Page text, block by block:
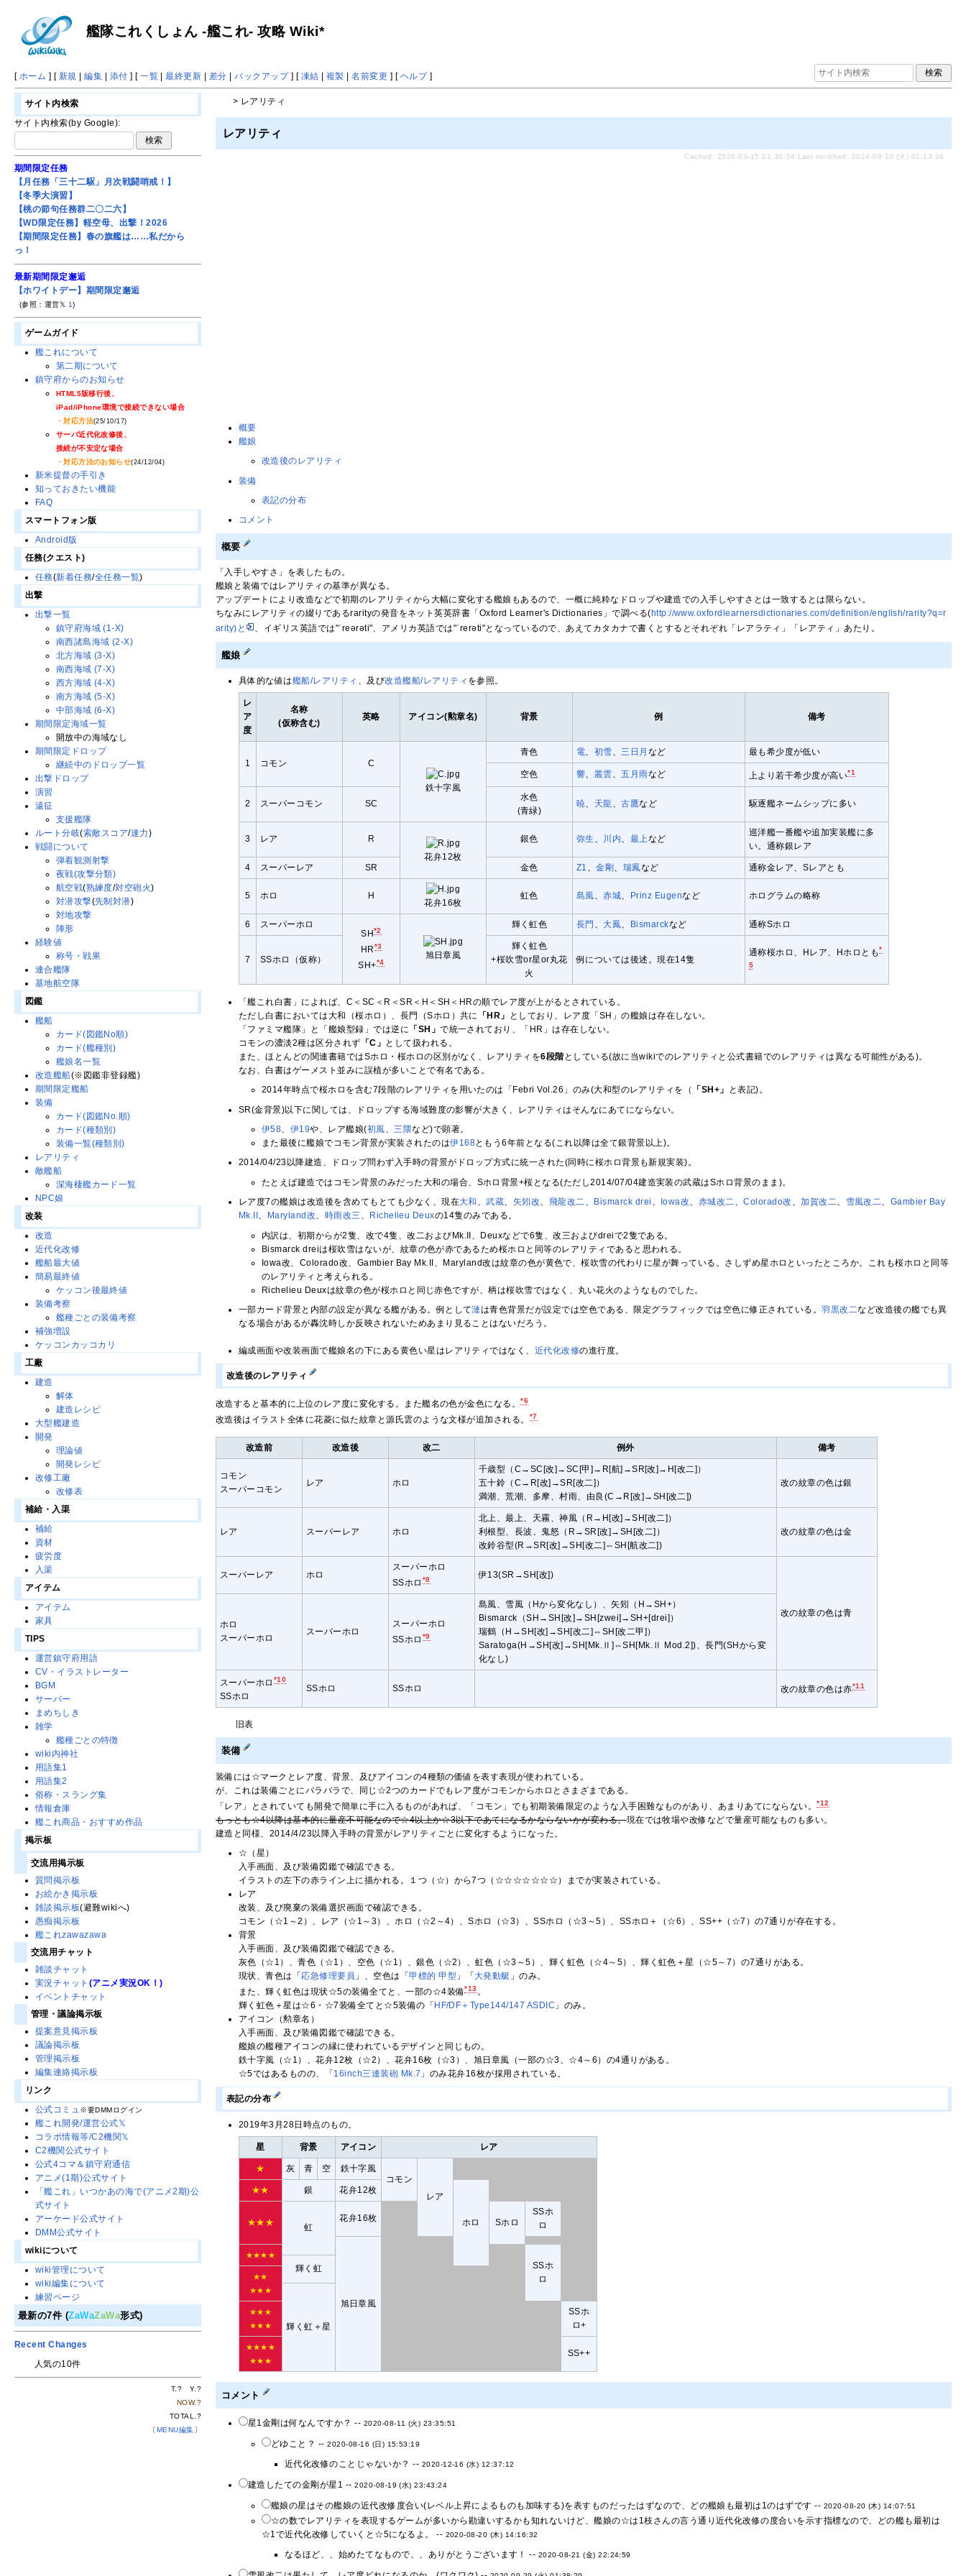
艦隊これくしょん -艦これ- 攻略 Wiki*
[ ホーム ] [ 新規 |編集 | 添付 ] [一覧 |最終更新 | 差分 |バックアップ] [ 凍結 | 複製 |名前変更 ] [ ヘルプ]
> レアリティ
レアリティ
Cached: 2026-03-15 21:30:34 Last-modified: 2024-09-10 (火) 01:13:34
概要
艦娘
改造後のレアリティ
装備
表記の分布
コメント
概要
「入手しやすさ」を表したもの。
艦娘と装備ではレアリティの基準が異なる。
アップデートにより改造などで初期のレアリティから大幅に変化する艦娘もあるので、一概に純粋なドロップや建造での入手しやすさとは一致するとは限らない。
ちなみにレアリティの綴りであるrarityの発音をネット英英辞書「Oxford Learner's Dictionaries」で調べる( http://www.oxfordlearnersdictionaries.com/definition/english/rarity?q=r
arity)と
、イギリス英語では"ˈreərəti"、アメリカ英語では"ˈrerəti"となっているので、あえてカタカナで書くとするとそれぞれ「レアラティ」「レアティ」あたり。
艦娘
具体的な値は艦船/レアリティ 、及び改造艦船/レアリティ を参照。
レ
ア
度
名称
(仮称含む)
英略 アイコン(勲章名) 背景 例 備考
1 コモン C
鉄十字風
青色 電、 初雪、三日月 など 最も希少度が低い
空色 響、 叢雲、五月雨など 上より若干希少度が高い*1
2 スーパーコモン SC
水色
(青緑)
暁、 天龍、古鷹など 駆逐艦ネームシップに多い
3 レア
R
花弁12枚
銀色 弥生 、 川内、 最上など
巡洋艦一番艦や追加実装艦に多
い。 通称銀レア
4 スーパーレア SR 金色 Z1 、金剛 、 瑞鳳など 通称金レア、Sレアとも
5 ホロ H
花弁16枚
虹色 島風、赤城、 Prinz Eugenなど ホログラムの略称
6
スーパーホロ
SH*2
HR*3
SH+*4
旭日章風
輝く虹色 長門 、 大鳳、 Bismarckなど 通称Sホロ
7 SSホロ（仮称）
輝く虹色
+桜吹雪or星or丸花
火
例については後述。現在14隻
通称桜ホロ、Hレア、Hホロとも*
5
「艦これ白書」によれば、C＜SC＜R＜SR＜H＜SH＜HRの順でレア度が上がるとされている。
ただし白書においては大和（桜ホロ）、長門（Sホロ）共に
「HR」
としており、レア度「SH」の艦娘は存在しない。
「ファミマ艦隊」と「艦娘型録」では逆に 「SH」で統一されており、「HR」は存在しない。
コモンの濃淡2種は区分されず 「C」 として扱われる。
また、ほとんどの関連書籍ではSホロ・桜ホロの区別がなく、レアリティを6段階としている(故に当wikiでのレアリティと公式書籍でのレアリティは異なる可能性がある)。
なお、白書はゲーメスト並みに誤植が多いことで有名である。
2014年時点で桜ホロを含む7段階のレアリティを用いたのは「Febri Vol.26」のみ(大和型のレアリティを（
「SH+」
と表記)。
SR(金背景)以下に関しては、ドロップする海域難度の影響が大きく、レアリティはそんなにあてにならない。
伊58、 伊19や、レア艦娘(初風、三隈など)で顕著。
また最後に艦娘でコモン背景が実装されたのは伊168ともう6年前となる(これ以降は全て銀背景以上)。
2014/04/23以降建造、ドロップ問わず入手時の背景がドロップ方式に統一された(同時に桜ホロ背景も新規実装)。
たとえば建造ではコモン背景のみだった大和の場合、Sホロ背景+桜となる(ただし2014/07/04建造実装の武蔵はSホロ背景のまま)。
レア度7の艦娘は改造後を含めてもとても少なく、現在大和 、武蔵、 矢矧改、 飛龍改二、 Bismarck drei 、 Iowa改、 赤城改二、Colorado改 、加賀改二、 雪風改二、 Gambier Bay
Mk.II 、 Maryland改、 時雨改三 、 Richelieu Deuxの14隻のみである。
内訳は、初期からが2隻、改で4隻、改二およびMk.II、Deuxなどで6隻、改三およびdreiで2隻である。
Bismarck dreiは桜吹雪はないが、紋章の色が赤であるため桜ホロと同等のレアリティであると思われる。
Iowa改、Colorado改、Gambier Bay Mk.II、Maryland改は紋章の色が黄色で、桜吹雪の代わりに星が舞っている。さしずめ星ホロといったところか。これも桜ホロと同等
のレアリティと考えられる。
Richelieu Deuxは紋章の色が桜ホロと同じ赤色ですが、柄は桜吹雪ではなく、丸い花火のようなものでした。
一部カード背景と内部の設定が異なる艦がある。例として漣は青色背景だが設定では空色である、限定グラフィックでは空色に修正されている。羽黒改二など改造後の艦でも異
なる場合があるが轟沈時しか反映されないためあまり見ることはないだろう。
編成画面や改装画面で艦娘名の下にある黄色い星はレアリティではなく、 近代化改修の進行度。
改造後のレアリティ
改造すると基本的に上位のレア度に変化する。また艦名の色が金色になる。*6
改造後はイラスト全体に花菱に似た紋章と源氏雲のような文様が追加される。 *7
改造前 改造後 改二 例外 備考
コモン
スーパーコモン
レア ホロ
千歳型（C→SC[改]→SC[甲]→R[航]→SR[改]→H[改二]）
五十鈴（C→R[改]→SR[改二]）
満潮、荒潮、多摩、村雨、由良(C→R[改]→SH[改二])
改の紋章の色は銀
レア スーパーレア ホロ
北上、最上、天霧、神風（R→H[改]→SH[改二]）
利根型、長波、鬼怒（R→SR[改]→SH[改二]）
改鈴谷型(R→SR[改]→SH[改二]⇔SH[航改二])
改の紋章の色は金
スーパーレア ホロ
スーパーホロ
SSホロ *8 伊13(SR→SH[改])
改の紋章の色は青
ホロ
スーパーホロ
スーパーホロ
スーパーホロ
SSホロ *9
島風、雪風（Hから変化なし）、矢矧（H→SH+）
Bismarck（SH→SH[改]→SH[zwei]→SH+[drei]）
瑞鶴（H→SH[改]→SH[改二]⇔SH[改二甲]）
Saratoga(H→SH[改]→SH[Mk.Ⅱ]⇔SH[Mk.Ⅱ Mod.2])、長門(SHから変
化なし)
スーパーホロ *10
SSホロ
SSホロ SSホロ 改の紋章の色は赤*11
旧表
装備
装備には☆マークとレア度、背景、及びアイコンの4種類の価値を表す表現が使われている。
が、これは装備ごとにバラバラで、同じ☆2つのカードでもレア度がコモンからホロとさまざまである。
「レア」とされていても開発で簡単に手に入るものがあれば、「コモン」でも初期装備限定のような入手困難なものがあり、あまりあてにならない。*12
もっとも☆4以降は基本的に量産不可能なので☆4以上か☆3以下であてになるかならないかが変わる。現在では牧場や改修などで量産可能なものも多い。
建造と同様、2014/4/23以降入手時の背景がレアリティごとに変化するようになった。
☆（星）
入手画面、及び装備図鑑で確認できる。
イラストの左下の赤ライン上に描かれる。１つ（☆）から7つ（☆☆☆☆☆☆☆）までが実装されている。
レア
改装、及び廃棄の装備選択画面で確認できる。
コモン（☆1～2）、レア（☆1～3）、ホロ（☆2～4）、Sホロ（☆3）、SSホロ（☆3～5）、SSホロ＋（☆6）、SS++（☆7）の7通りが存在する。
背景
入手画面、及び装備図鑑で確認できる。
灰色（☆1）、青色（☆1）、空色（☆1）、銀色（☆2）、虹色（☆3～5）、輝く虹色（☆4～5）、輝く虹色＋星（☆5～7）の7通りがある。
現状、青色は「 応急修理要員 」、空色は「甲標的 甲型 」「 大発動艇 」のみ。
また、輝く虹色は現状☆5の装備全てと、一部の☆4装備*13。
輝く虹色＋星は☆6・☆7装備全てと☆5装備の「 HF/DF＋Type144/147 ASDIC 」のみ。
アイコン（勲章名）
入手画面、及び装備図鑑で確認できる。
艦娘の艦種アイコンの縁に使われているデザインと同じもの。
鉄十字風（☆1）、花弁12枚（☆2）、花弁16枚（☆3）、旭日章風（一部の☆3、☆4～6）の4通りがある。
☆5ではあるものの、「 16inch三連装砲 Mk.7 」のみ花弁16枚が採用されている。
表記の分布
2019年3月28日時点のもの。
星 背景 アイコン レア
★ 灰 青 空
鉄十字風
コモン
レア
★★ 銀 花弁12枚
ホロ
★★★ 虹
花弁16枚 Sホロ
SSホ
ロ
旭日章風
★★★★
SSホ
ロ
輝く虹
★★
★★★
輝く虹＋星
★★★
★★★
SSホ
ロ+
★★★★
★★★
SS++
コメント
星1金剛は何なんですか？ -- 2020-08-11 (火) 23:35:51
どゆこと？ --2020-08-16 (日) 15:53:19
近代化改修のことじゃないか？ -- 2020-12-16 (水) 12:37:12
建造したての金剛が星1 --2020-08-19 (水) 23:43:24
艦娘の星はその艦娘の近代改修度合い(レベル上昇によるものも加味する)を表すものだったはずなので、どの艦娘も最初は1のはずです -- 2020-08-20 (木) 14:07:51
☆の数でレアリティを表現するゲームが多いから勘違いするかも知れないけど、艦娘の☆は1枝さんの言う通り近代化改修の度合いを示す指標なので、どの艦も最初は
☆1で近代化改修していくと☆5になるよ。 -- 2020-08-20 (木) 14:16:32
なるほど、、始めたてなもので、、ありがとうございます！ -- 2020-08-21 (金) 22:24:59
サイト内検索
サイト内検索(by Google):
期間限定任務
【月任務「三十二駆」月次戦闘哨戒！】
【冬季大演習】
【桃の節句任務群二〇二六】
【WD限定任務】軽空母、出撃！2026
【期間限定任務】春の旗艦は……私だから
っ！
最新期間限定邂逅
【ホワイトデー】期間限定邂逅
(参照：運営𝕏 1)
ゲームガイド
艦これについて
第二期について
鎮守府からのお知らせ
HTML5版移行後、
iPad/iPhone環境で接続できない場合
・対応方法(25/10/17)
サーバ近代化改修後、
接続が不安定な場合
・対応方法のお知らせ(24/12/04)
新米提督の手引き
知っておきたい機能
FAQ
スマートフォン版
Android版
任務(クエスト)
任務(新着任務/全任務一覧)
出撃
出撃一覧
鎮守府海域 (1-X)
南西諸島海域 (2-X)
北方海域 (3-X)
南西海域 (7-X)
西方海域 (4-X)
南方海域 (5-X)
中部海域 (6-X)
期間限定海域一覧
開放中の海域なし
期間限定ドロップ
継続中のドロップ一覧
出撃ドロップ
演習
遠征
支援艦隊
ルート分岐(索敵スコア/速力)
戦闘について
弾着観測射撃
夜戦(攻撃分類)
航空戦(熟練度/対空砲火)
対潜攻撃(先制対潜)
対地攻撃
陣形
経験値
称号・戦果
連合艦隊
基地航空隊
図鑑
艦船
カード(図鑑No順)
カード(艦種別)
艦娘名一覧
改造艦船(※図鑑非登録艦)
期間限定艦船
装備
カード(図鑑No.順)
カード(種類別)
装備一覧(種類別)
レアリティ
敵艦船
深海棲艦カード一覧
NPC娘
改装
改造
近代化改修
艦船最大値
簡易最終値
ケッコン後最終値
装備考察
艦種ごとの装備考察
補強増設
ケッコンカッコカリ
工廠
建造
解体
建造レシピ
大型艦建造
開発
理論値
開発レシピ
改修工廠
改修表
補給・入渠
補給
資材
疲労度
入渠
アイテム
アイテム
家具
TIPS
運営鎮守府用語
CV・イラストレーター
BGM
サーバー
まめちしき
雑学
艦種ごとの特徴
wiki内神社
用語集1
用語集2
俗称・スラング集
情報倉庫
艦これ商品・おすすめ作品
掲示板
交流用掲示板
質問掲示板
お絵かき掲示板
雑談掲示板(避難wikiへ)
愚痴掲示板
艦これzawazawa
交流用チャット
雑談チャット
実況チャット (アニメ実況OK！)
イベントチャット
管理・議論掲示板
提案意見掲示板
議論掲示板
管理掲示板
編集連絡掲示板
リンク
公式コミュ※要DMMログイン
艦これ開発/運営公式𝕏
コラボ情報等/C2機関𝕏
C2機関公式サイト
公式4コマ＆鎮守府通信
アニメ(1期)公式サイト
「艦これ」いつかあの海で(アニメ2期)公
式サイト
アーケード公式サイト
DMM公式サイト
wikiについて
wiki管理について
wiki編集について
練習ページ
最新の7件 (ZaWaZaWa形式)
Recent Changes
人気の10件
T.? Y.?
NOW.?
TOTAL.?
〔MENU編集〕